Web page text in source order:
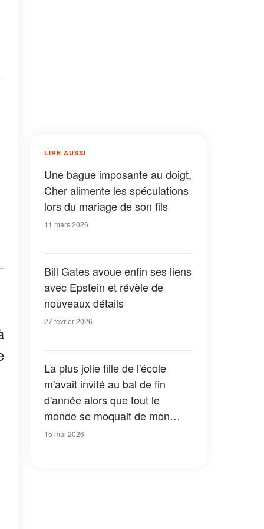
LIRE AUSSI
Une bague imposante au doigt,
Cher alimente les spéculations
lors du mariage de son fils
11 mars 2026
Bill Gates avoue enfin ses liens
avec Epstein et révèle de
nouveaux détails
27 février 2026
La plus jolie fille de l'école
m'avait invité au bal de fin
d'année alors que tout le
monde se moquait de mon
apparence – 20 ans plus tard,
15 mai 2026